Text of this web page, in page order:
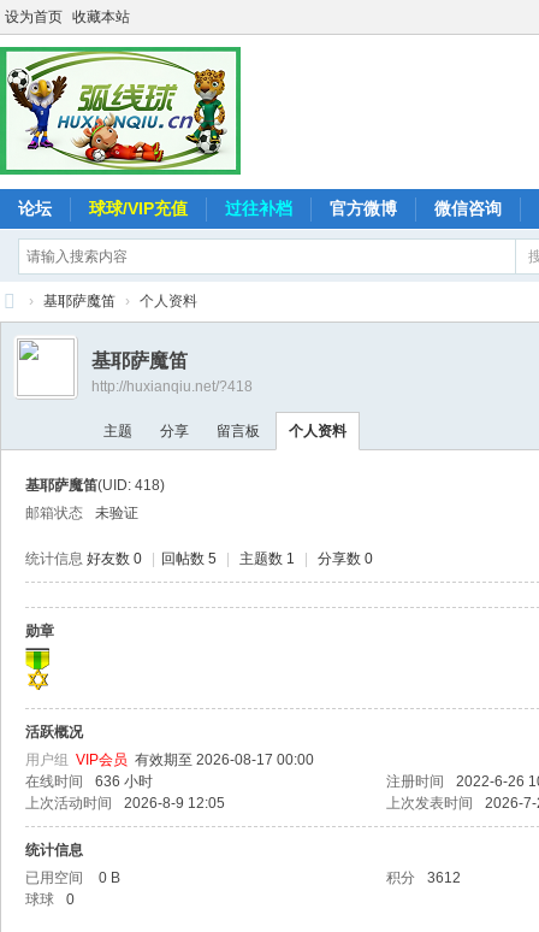
设为首页 收藏本站
论坛 球球/VIP充值 过往补档 官方微博 微信咨询
弧
球
› 基耶萨魔笛 › 个人资料
基耶萨魔笛
http://huxianqiu.net/?418
主题 分享 留言板 个人资料
基耶萨魔笛(UID: 418)
邮箱状态
未验证
统计信息 好友数 0 回帖数 5 主题数 1 分享数 0
勋章
活跃概况
用户组 VIP会员 有效期至 2026-08-17 00:00
在线时间
636 小时 注册时间
2022-6-26
上次活动时间
2026-8-9 12:05 上次发表时间 2026-
统计信息
已用空间
0 B 积分
3612
球球
0